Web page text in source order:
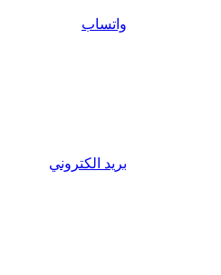
واتساب
بريد الكتروني